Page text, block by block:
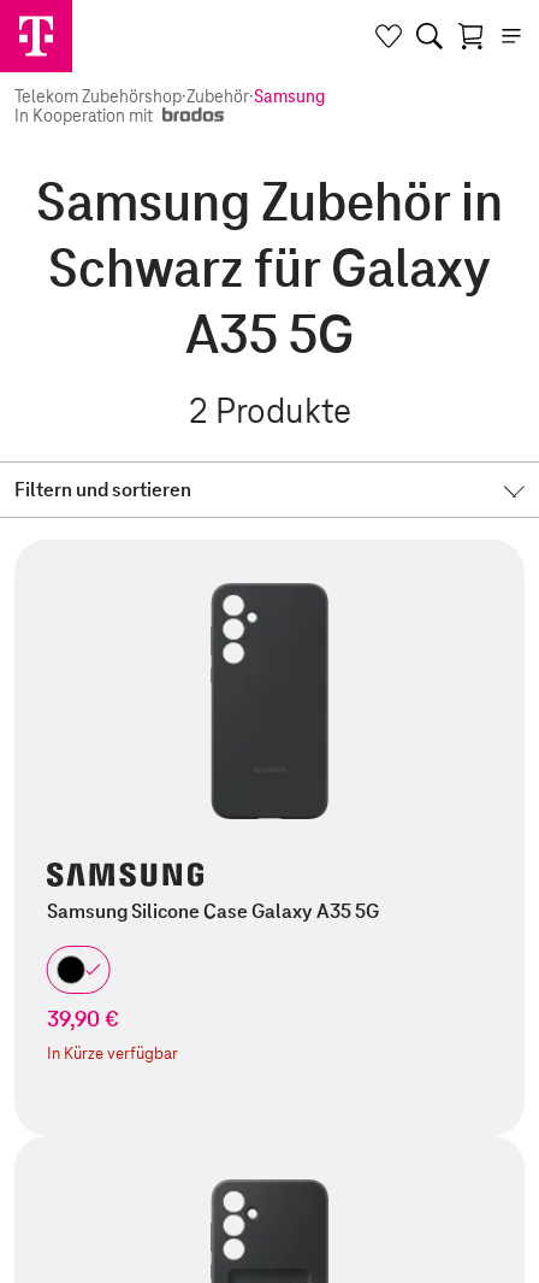
Telekom Zubehörshop·Zubehör·Samsung
In Kooperation mit
Samsung Zubehör in
Schwarz für Galaxy
A35 5G
2 Produkte
Filtern und sortieren
Samsung Silicone Case Galaxy A35 5G
39,90 €
In Kürze verfügbar